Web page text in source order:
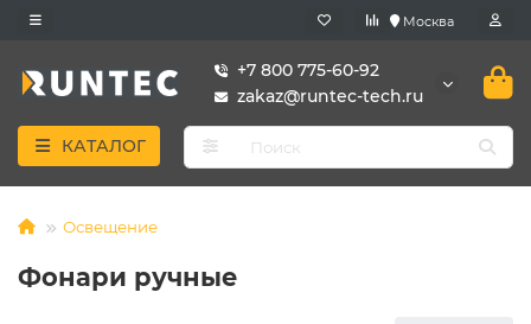
Москва
+7 800 775-60-92
zakaz@runtec-tech.ru
КАТАЛОГ
Освещение
Фонари ручные